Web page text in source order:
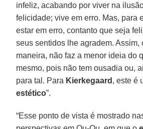
infeliz, acabando por viver na
felicidade; vive em erro. Mas, para
estar em erro, contanto que seja
seus sentidos lhe agradem. Assim,
maneira, não faz a menor ideia do
mesmo, pois não tem ousadia ou,
para tal. Para Kierkegaard , este é
estético”.
“Esse ponto de vista é mostrado